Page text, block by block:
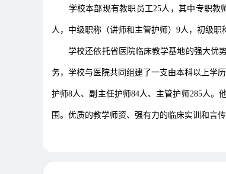
学校本部现有教职员工25人，其中专职
人，中级职称（讲师和主管护师）9人，初级职
学校还依托省医院临床教学基地的强大优
务，学校与医院共同组建了一支由本科以上学
护师8人、副主任护师84人、主管护师285人
围。优质的教学师资、强有力的临床实训和言